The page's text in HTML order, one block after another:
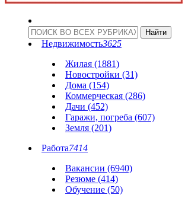
Недвижимость3625
Жилая (1881)
Новостройки (31)
Дома (154)
Коммерческая (286)
Дачи (452)
Гаражи, погреба (607)
Земля (201)
Работа7414
Вакансии (6940)
Резюме (414)
Обучение (50)